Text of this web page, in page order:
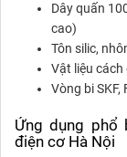
Dây quấn
cao)
Tôn silic,
Vật liệu cách
Vòng bi SKF,
Ứng dụng
điện cơ Hà Nội